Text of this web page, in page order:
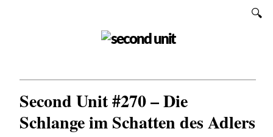
Second Unit #270 – Die
Schlange im Schatten des Adlers